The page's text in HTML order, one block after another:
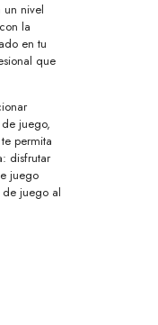
nivel
la
en tu
que
juego,
permita
disfrutar
juego
de juego al